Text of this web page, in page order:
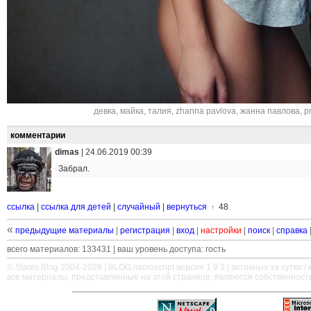
девка, майка, талия, zhanna pavlova, жанна павлова,
комментарии
dimas
24.06.2019 00:39
Забрал.
ссылка ссылка для детей случайный вернуться ↑ 48
« предыдущие материалы регистрация вход настройки поиск справка
всего материалов: 133431 | ваш уровень доступа: гость
© Stanis.Blog 2004-2026 |
BLOG.microscript версия 1.9.3 | активных за сутки /
все материалы, представленные на этой странице, являются
—————————————————————